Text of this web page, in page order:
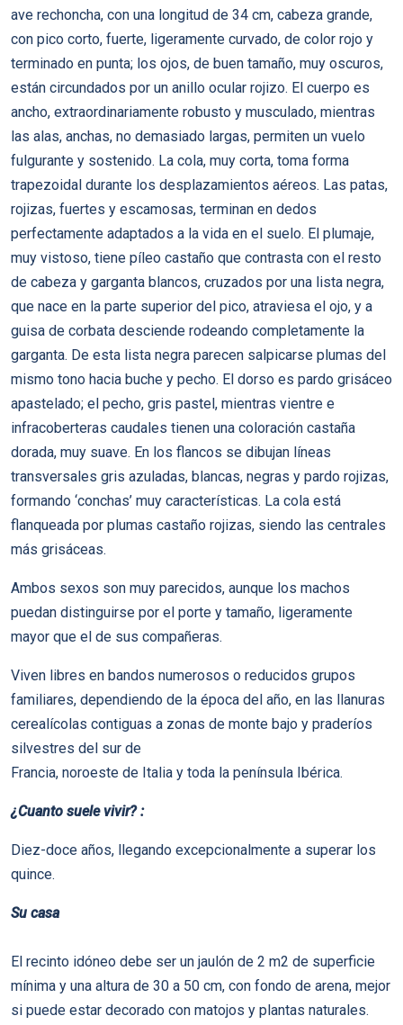
ave rechoncha, con una longitud de 34 cm, cabeza grande,
con pico corto, fuerte, ligeramente curvado, de color rojo y
terminado en punta; los ojos, de buen tamaño, muy oscuros,
están circundados por un anillo ocular rojizo. El cuerpo es
ancho, extraordinariamente robusto y musculado, mientras
las alas, anchas, no demasiado largas, permiten un vuelo
fulgurante y sostenido. La cola, muy corta, toma forma
trapezoidal durante los desplazamientos aéreos. Las patas,
rojizas, fuertes y escamosas, terminan en dedos
perfectamente adaptados a la vida en el suelo. El plumaje,
muy vistoso, tiene pí­leo castaño que contrasta con el resto
de cabeza y garganta blancos, cruzados por una lista negra,
que nace en la parte superior del pico, atraviesa el ojo, y a
guisa de corbata desciende rodeando completamente la
garganta. De esta lista negra parecen salpicarse plumas del
mismo tono hacia buche y pecho. El dorso es pardo grisáceo
apastelado; el pecho, gris pastel, mientras vientre e
infracoberteras caudales tienen una coloración castaña
dorada, muy suave. En los flancos se dibujan lí­neas
transversales gris azuladas, blancas, negras y pardo rojizas,
formando ‘conchas’ muy caracterí­sticas. La cola está
flanqueada por plumas castaño rojizas, siendo las centrales
más grisáceas.
Ambos sexos son muy parecidos, aunque los machos
puedan distinguirse por el porte y tamaño, ligeramente
mayor que el de sus compañeras.
Viven libres en bandos numerosos o reducidos grupos
familiares, dependiendo de la época del año, en las llanuras
cerealí­colas contiguas a zonas de monte bajo y praderí­os
silvestres del sur de
Francia, noroeste de Italia y toda la pení­nsula Ibérica.
¿Cuanto suele vivir? :
Diez-doce años, llegando excepcionalmente a superar los
quince.
Su casa
El recinto idóneo debe ser un jaulón de 2 m2 de superficie
mí­nima y una altura de 30 a 50 cm, con fondo de arena, mejor
si puede estar decorado con matojos y plantas naturales.